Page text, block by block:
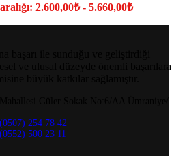
2.600,00₺ - 5.660,00₺
başarı ile sunduğu ve geliştirdiği
ve ulusal düzeyde önemli başarılara
büyük katkılar sağlamıştır.
254 78 42
500 23 11